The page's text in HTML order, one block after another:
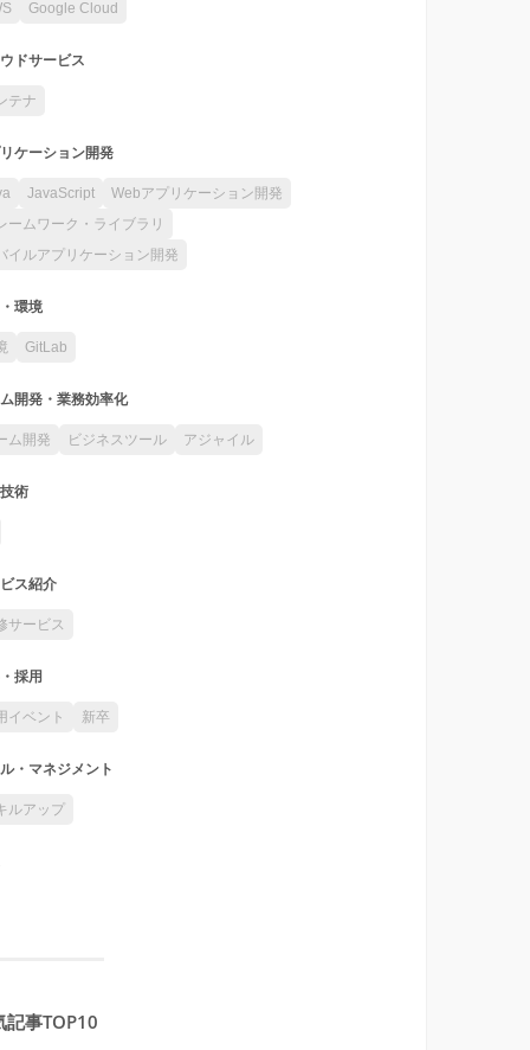
Google Cloud
ドサービス
テナ
ケーション開発
JavaScript
Webアプリケーション開発
ームワーク・ライブラリ
イルアプリケーション開発
環境
GitLab
開発・業務効率化
ム開発 ビジネスツール アジャイル
術
ス紹介
サービス
採用
イベント 新卒
・マネジメント
ルアップ
記事TOP10